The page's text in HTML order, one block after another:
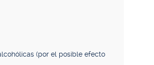
(por el posible efecto